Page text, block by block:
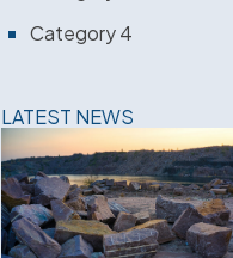
Category 4
LATEST NEWS